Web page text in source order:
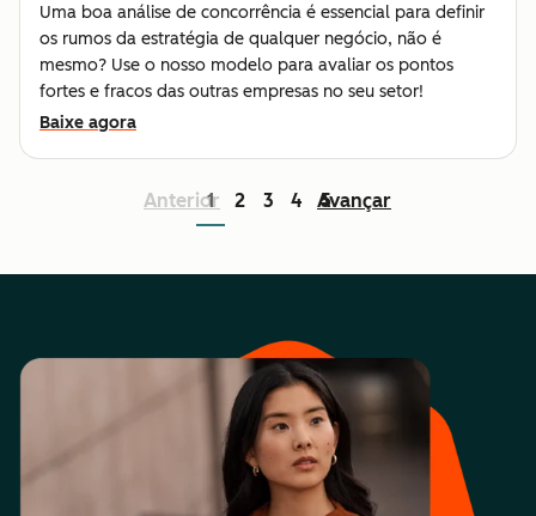
Uma boa análise de concorrência é essencial para definir
os rumos da estratégia de qualquer negócio, não é
mesmo? Use o nosso modelo para avaliar os pontos
fortes e fracos das outras empresas no seu setor!
Baixe agora
Anterior
1 2 3 4 5
Avançar